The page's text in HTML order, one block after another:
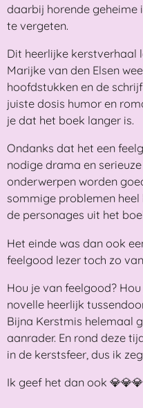
daarbij horende geheime
te vergeten.
Dit heerlijke kerstverhaal
Marijke van den Elsen
hoofdstukken en de
juiste dosis humor en
je dat het boek langer is.
Ondanks dat het een
nodige drama en
onderwerpen worden
sommige problemen
de personages uit het
Het einde was dan ook
feelgood lezer toch zo
Hou je van feelgood?
novelle heerlijk
Bijna Kerstmis helemaal
aanrader. En rond deze
in de kerstsfeer, dus ik
Ik geef het dan ook